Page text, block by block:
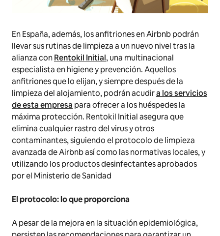
En España, además, los anfitriones en Airbnb podrán
llevar sus rutinas de limpieza a un nuevo nivel tras la
alianza conRentokil Initial, una multinacional
especialista en higiene y prevención. Aquellos
anfitriones que lo elijan, y siempre después de la
limpieza del alojamiento, podrán acudira los servicios
de esta empresa para ofrecer a los huéspedes la
máxima protección. Rentokil Initial asegura que
elimina cualquier rastro del virus y otros
contaminantes, siguiendo el protocolo de limpieza
avanzada de Airbnb así como las normativas locales, y
utilizando los productos desinfectantes aprobados
por el Ministerio de Sanidad
El protocolo: lo que proporciona
A pesar de la mejora en la situación epidemiológica,